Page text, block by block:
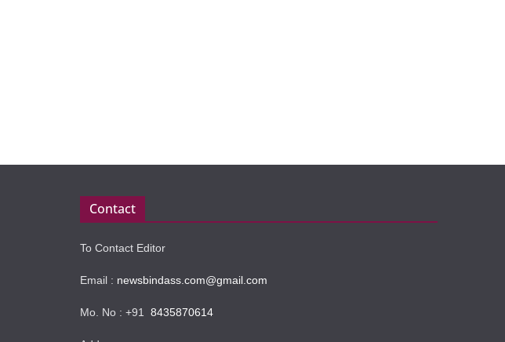
Contact
To Contact Editor
Email : newsbindass.com@gmail.com
Mo. No : +91 8435870614